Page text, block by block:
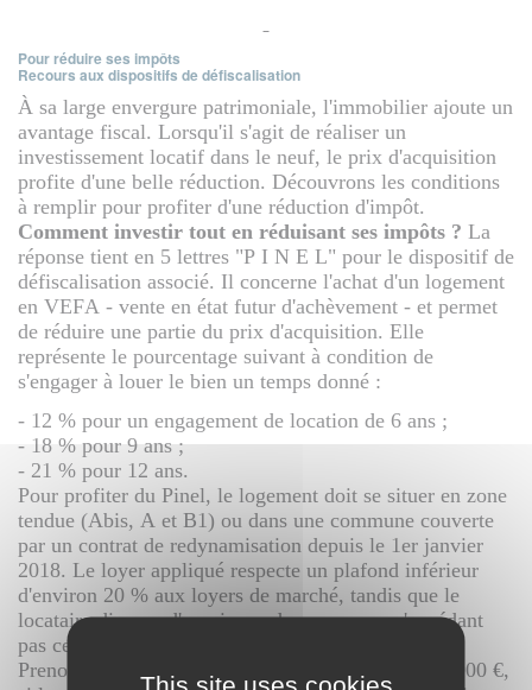
Pour réduire ses impôts
Recours aux dispositifs de défiscalisation
À sa large envergure patrimoniale, l'immobilier ajoute un
avantage fiscal. Lorsqu'il s'agit de réaliser un
investissement locatif dans le neuf, le prix d'acquisition
profite d'une belle réduction. Découvrons les conditions
à remplir pour profiter d'une réduction d'impôt.
Comment investir tout en réduisant ses impôts ? La
réponse tient en 5 lettres "P I N E L" pour le dispositif de
défiscalisation associé. Il concerne l'achat d'un logement
en VEFA - vente en état futur d'achèvement - et permet
de réduire une partie du prix d'acquisition. Elle
représente le pourcentage suivant à condition de
s'engager à louer le bien un temps donné :
- 12 % pour un engagement de location de 6 ans ;
- 18 % pour 9 ans ;
- 21 % pour 12 ans.
Pour profiter du Pinel, le logement doit se situer en zone
tendue (Abis, A et B1) ou dans une commune couverte
par un contrat de redynamisation depuis le 1er janvier
2018. Le loyer appliqué respecte un plafond inférieur
d'environ 20 % aux loyers de marché, tandis que le
locataire dispose d'un niveau de ressources n'excédant
pas certains seuils.
Prenons un exemple pour un logement acheté 200 000 €,
This site uses cookies